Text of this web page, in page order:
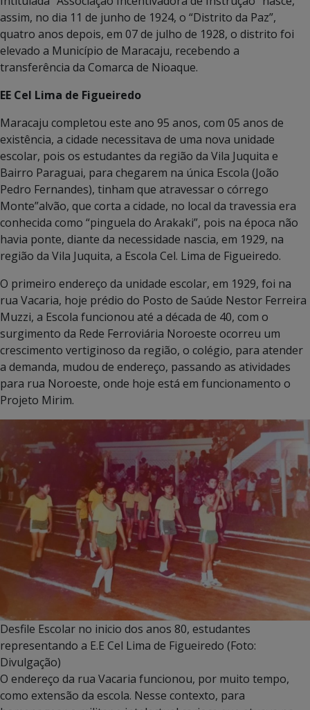
assim, no dia 11 de junho de 1924, o “Distrito da Paz”,
quatro anos depois, em 07 de julho de 1928, o distrito foi
elevado a Município de Maracaju, recebendo a
transferência da Comarca de Nioaque.
EE Cel Lima de Figueiredo
Maracaju completou este ano 95 anos, com 05 anos de
existência, a cidade necessitava de uma nova unidade
escolar, pois os estudantes da região da Vila Juquita e
Bairro Paraguai, para chegarem na única Escola (João
Pedro Fernandes), tinham que atravessar o córrego
Monte”alvão, que corta a cidade, no local da travessia era
conhecida como “pinguela do Arakaki”, pois na época não
havia ponte, diante da necessidade nascia, em 1929, na
região da Vila Juquita, a Escola Cel. Lima de Figueiredo.
O primeiro endereço da unidade escolar, em 1929, foi na
rua Vacaria, hoje prédio do Posto de Saúde Nestor Ferreira
Muzzi, a Escola funcionou até a década de 40, com o
surgimento da Rede Ferroviária Noroeste ocorreu um
crescimento vertiginoso da região, o colégio, para atender
a demanda, mudou de endereço, passando as atividades
para rua Noroeste, onde hoje está em funcionamento o
Projeto Mirim.
Desfile Escolar no inicio dos anos 80, estudantes
representando a E.E Cel Lima de Figueiredo (Foto:
Divulgação)
O endereço da rua Vacaria funcionou, por muito tempo,
como extensão da escola. Nesse contexto, para